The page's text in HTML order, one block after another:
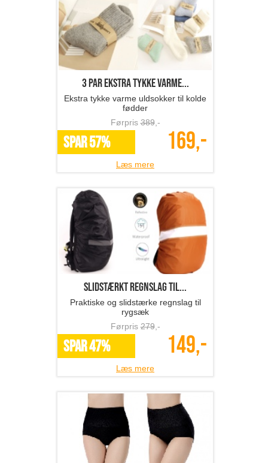
3 par ekstra tykke varme...
Ekstra tykke varme uldsokker til kolde
fødder
Førpris389,-
SPAR 57% 169,-
Læs mere
Slidstærkt regnslag til...
Praktiske og slidstærke regnslag til
rygsæk
Førpris279,-
SPAR 47% 149,-
Læs mere